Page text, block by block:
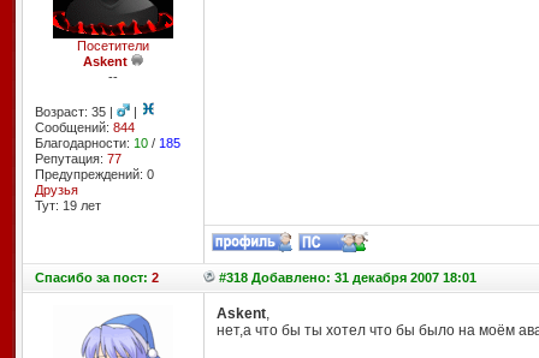
Посетители
Askent
--
Возраст: 35 |
|
Сообщений: 844
Благодарности: 10/ 185
Репутация: 77
Предупреждений: 0
Друзья
Тут: 19 лет
Спасибоза пост: 2 #318 Добавлено: 31 декабря 2007 18:01
Askent,
нет,а что бы ты хотел что бы было на моём